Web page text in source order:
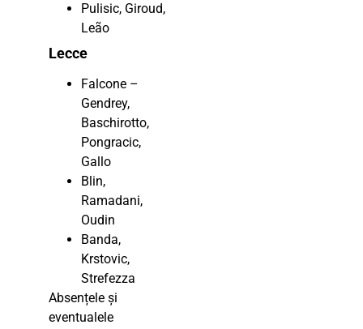
Pulisic, Giroud,
Leão
Lecce
Falcone –
Gendrey,
Baschirotto,
Pongracic,
Gallo
Blin,
Ramadani,
Oudin
Banda,
Krstovic,
Strefezza
Absențele și
eventualele